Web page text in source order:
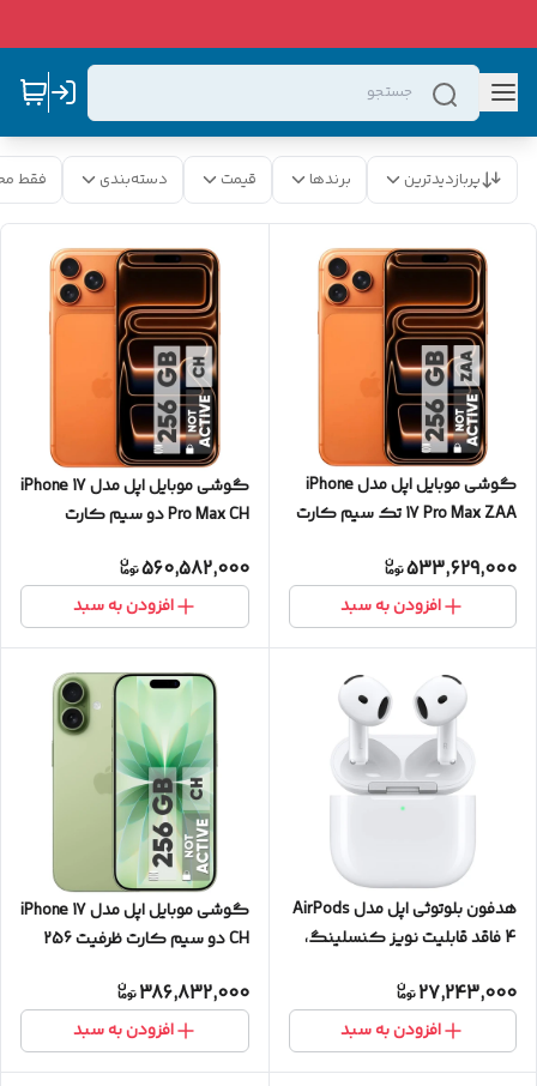
پربازدیدترین برندها قیمت دسته‌بندی فقط
گوشی موبایل اپل مدل iPhone
17 Pro Max ZAA تک سیم کارت
رم 12 گیگابایت - نات اکتیو
533,629,000
افزودن به سبد
گوشی موبایل اپل مدل iPhone 17
Pro Max CH دو سیم کارت
گیگابایت - نات اکتیو
560,582,000
افزودن به سبد
هدفون بلوتوثی اپل مدل AirPods
4 فاقد قابلیت نویز کنسلینگ،
سیم، با قابلیت اتصال به چند
دستگاه، پشتیبانی از فرمان
لمسی، نشانگر LED، پشتیبانی از
27,243,000
افزودن به سبد
گوشی موبایل اپل مدل iPhone 17
CH دو سیم کارت ظرفیت 256
نات اکتیو
386,832,000
افزودن به سبد